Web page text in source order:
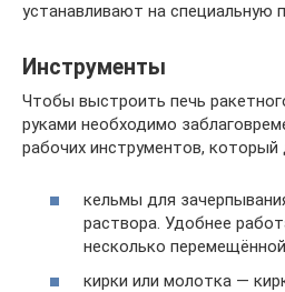
устанавливают на специальную
Инструменты
Чтобы выстроить печь
руками необходимо
рабочих инструментов,
кельмы для
раствора. Удобнее
несколько
кирки или молотка —